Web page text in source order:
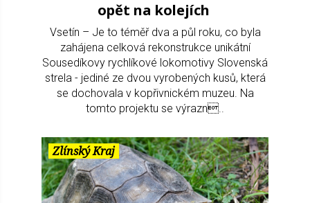
opět na kolejích
Vsetín – Je to téměř dva a půl roku, co byla
zahájena celková rekonstrukce unikátní
Sousedíkovy rychlíkové lokomotivy Slovenská
strela - jediné ze dvou vyrobených kusů, která
se dochovala v kopřivnickém muzeu. Na
tomto projektu se výrazn..
Zlínský Kraj